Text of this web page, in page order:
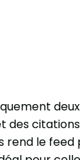
des
le feed